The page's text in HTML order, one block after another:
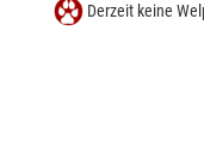
Derzeit keine